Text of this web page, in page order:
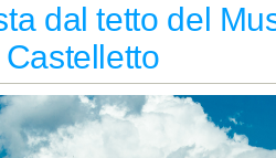
dal tetto del